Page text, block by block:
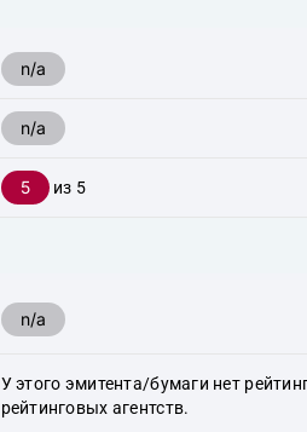
n/a
n/a
5 из 5
n/a
У этого эмитента/бумаги нет
рейтинговых агентств.